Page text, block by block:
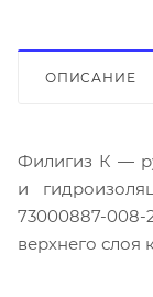
ОПИСАНИЕ
Филигиз К —
и
73000887-
верхнего слоя